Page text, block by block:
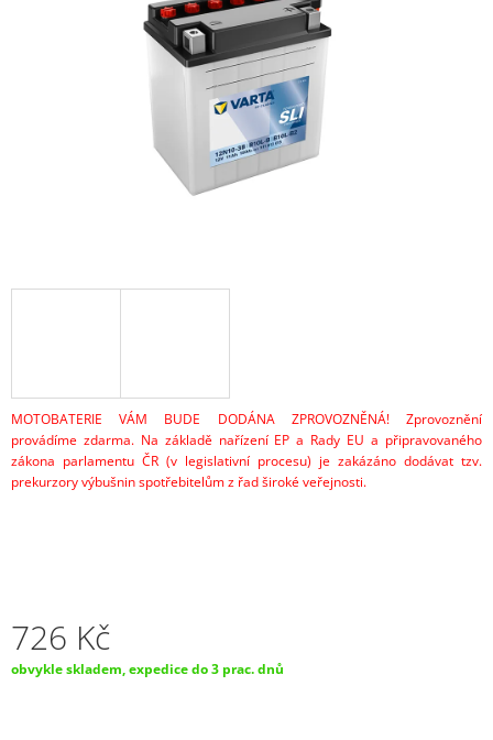
MOTOBATERIE VÁM BUDE DODÁNA ZPROVOZNĚNÁ! Zprovoznění
provádíme zdarma. Na základě nařízení EP a Rady EU a připravovaného
zákona parlamentu ČR (v legislativní procesu) je zakázáno dodávat tzv.
prekurzory výbušnin spotřebitelům z řad široké veřejnosti.
726 Kč
Měrná
obvykle skladem, expedice do 3 prac. dnů
O
R
U
Č
U
AUTOBATERIE
VARTA
SILVER
DYNAMIC